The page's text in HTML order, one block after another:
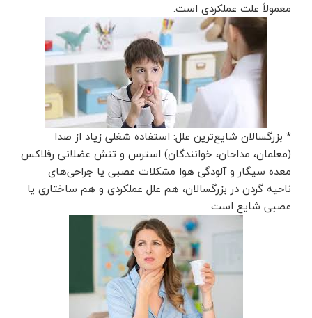
معمولاً علت عملکردی است.
* بزرگسالان شایع‌ترین علل: استفاده شغلی زیاد از صدا
(معلمان، مداحان، خوانندگان) استرس و تنش عضلانی رفلاکس
معده سیگار و آلودگی هوا مشکلات عصبی یا جراحی‌های
ناحیه گردن در بزرگسالان، هم علل عملکردی و هم ساختاری یا
عصبی شایع است.